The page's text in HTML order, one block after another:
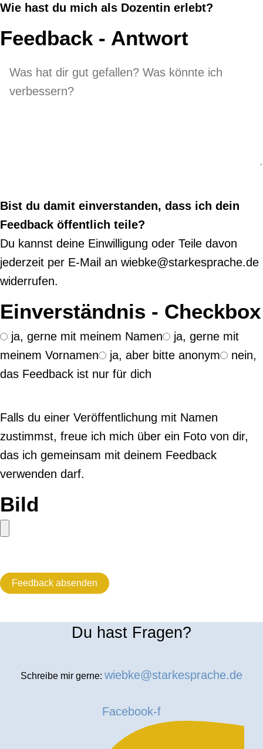
Wie hast du mich als Dozentin erlebt?
Feedback - Antwort
Bist du damit einverstanden, dass ich dein
Feedback öffentlich teile?
Du kannst deine Einwilligung oder Teile davon
jederzeit per E-Mail an wiebke@starkesprache.de
widerrufen.
Einverständnis - Checkbox
ja, gerne mit meinem Namen
ja, gerne mit
meinem Vornamen
ja, aber bitte anonym
nein,
das Feedback ist nur für dich
Falls du einer Veröffentlichung mit Namen
zustimmst, freue ich mich über ein Foto von dir,
das ich gemeinsam mit deinem Feedback
verwenden darf.
Bild
Feedback absenden
Du hast Fragen?
Schreibe mir gerne: wiebke@starkesprache.de
Facebook-f